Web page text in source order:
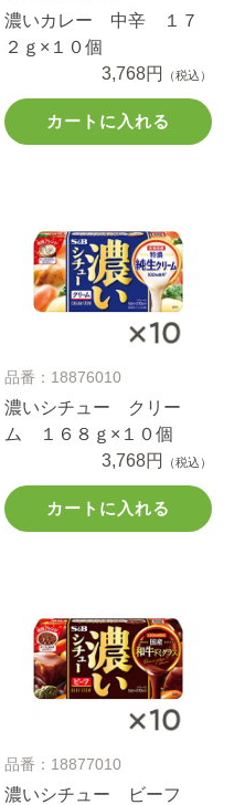
濃いカレー 中辛 １７
２ｇ×１０個
3,768円
（税込）
カートに入れる
品番：18876010
濃いシチュー クリー
ム １６８ｇ×１０個
3,768円
（税込）
カートに入れる
品番：18877010
濃いシチュー ビーフ